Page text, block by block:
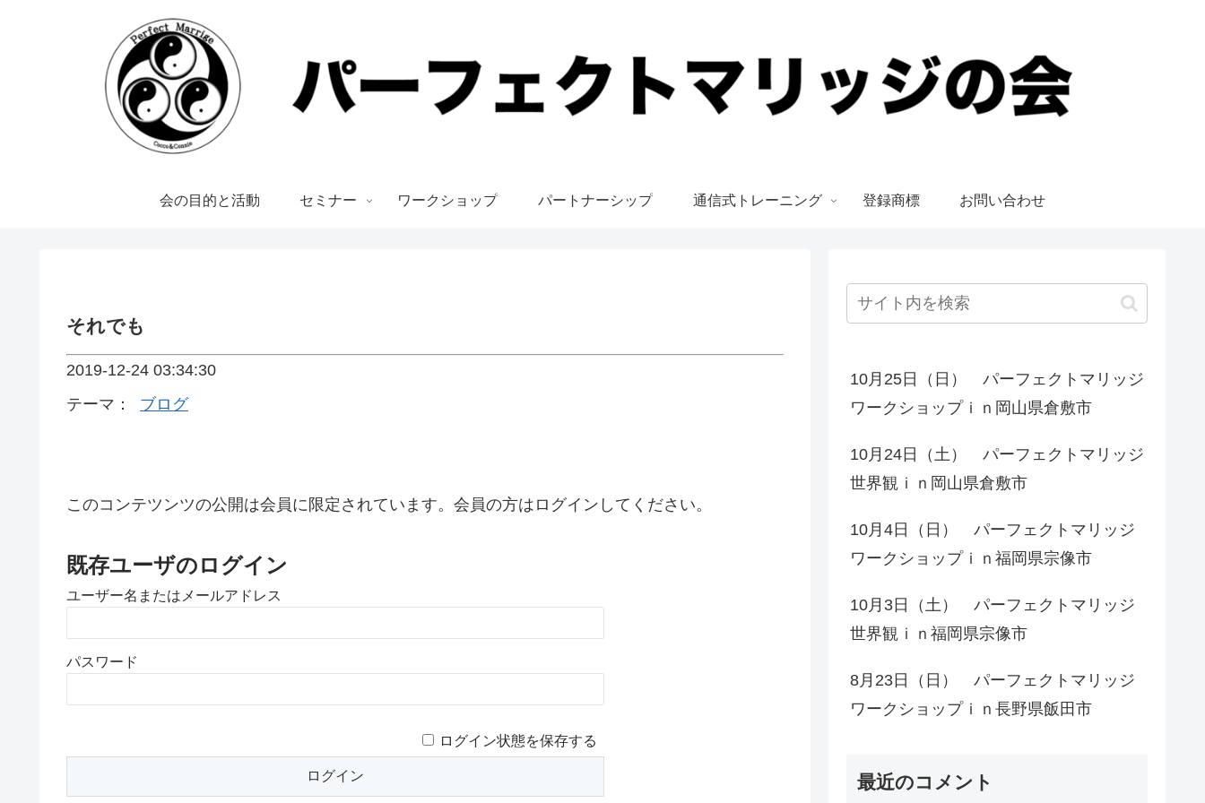
会の目的と活動 セミナー ワークショップ パートナーシップ 通信式トレーニング 登録商標 お問い合わせ
それでも
2019-12-24 03:34:30
テーマ：
ブログ
このコンテツンツの公開は会員に限定されています。会員の方はログインしてください。
既存ユーザのログイン
ユーザー名またはメールアドレス
パスワード
ログイン状態を保存する
10月25日（日） パーフェクトマリッジ
ワークショップｉｎ岡山県倉敷市
10月24日（土） パーフェクトマリッジ
世界観ｉｎ岡山県倉敷市
10月4日（日） パーフェクトマリッジ
ワークショップｉｎ福岡県宗像市
10月3日（土） パーフェクトマリッジ
世界観ｉｎ福岡県宗像市
8月23日（日） パーフェクトマリッジ
ワークショップｉｎ長野県飯田市
最近のコメント